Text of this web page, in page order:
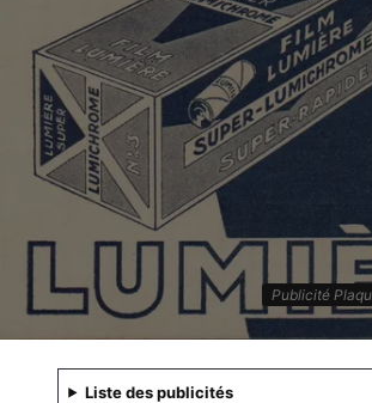
Publicité
Liste des publicités